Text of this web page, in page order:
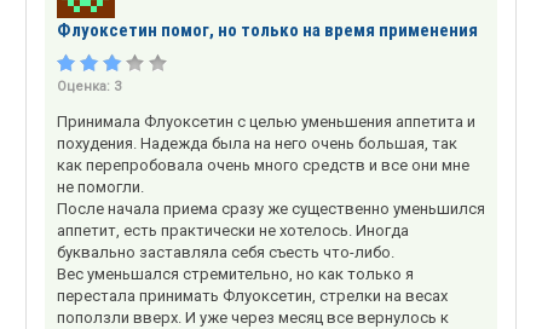
Флуоксетин помог, но только на время применения
Оценка: 3
Принимала Флуоксетин с целью уменьшения аппетита и
похудения. Надежда была на него очень большая, так
как перепробовала очень много средств и все они мне
не помогли.
После начала приема сразу же существенно уменьшился
аппетит, есть практически не хотелось. Иногда
буквально заставляла себя съесть что-либо.
Вес уменьшался стремительно, но как только я
перестала принимать Флуоксетин, стрелки на весах
поползли вверх. И уже через месяц все вернулось к